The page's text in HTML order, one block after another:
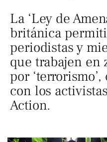
La ‘Ley de
británica
periodistas y
que trabajen en
por
con los
Action.